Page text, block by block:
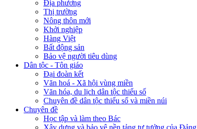
Địa phương
Thị trường
Nông thôn mới
Khởi nghiệp
Hàng Việt
Bất động sản
Bảo vệ người tiêu dùng
Dân tộc - Tôn giáo
Đại đoàn kết
Văn hoá - Xã hội vùng miền
Văn hóa, du lịch dân tộc thiểu số
Chuyên đề dân tộc thiểu số và miền núi
Chuyên đề
Học tập và làm theo Bác
Xây dựng và bảo vệ nền tảng tư tưởng của Đảng